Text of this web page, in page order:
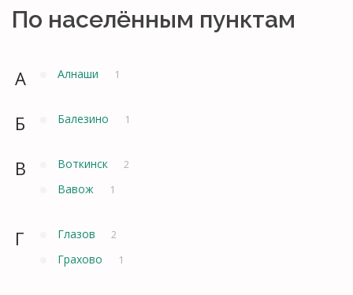
По населённым пунктам
А Алнаши 1
Б Балезино 1
В Воткинск 2
Вавож 1
Г Глазов 2
Грахово 1